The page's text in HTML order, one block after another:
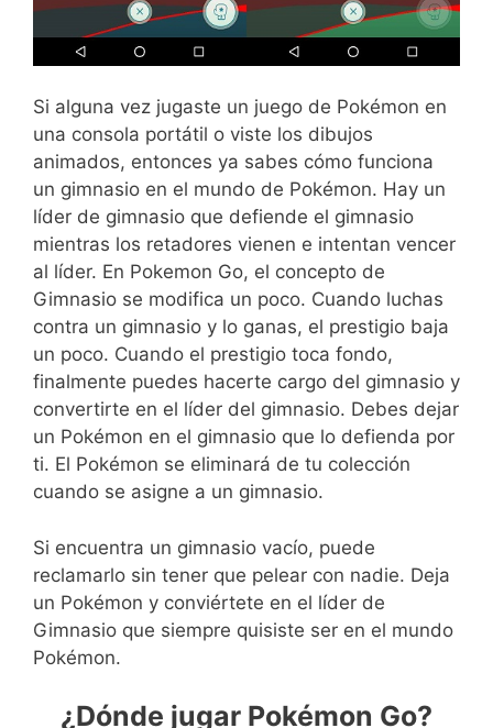
Si alguna vez jugaste un juego de Pokémon en
una consola portátil o viste los dibujos
animados, entonces ya sabes cómo funciona
un gimnasio en el mundo de Pokémon. Hay un
líder de gimnasio que defiende el gimnasio
mientras los retadores vienen e intentan vencer
al líder. En Pokemon Go, el concepto de
Gimnasio se modifica un poco. Cuando luchas
contra un gimnasio y lo ganas, el prestigio baja
un poco. Cuando el prestigio toca fondo,
finalmente puedes hacerte cargo del gimnasio y
convertirte en el líder del gimnasio. Debes dejar
un Pokémon en el gimnasio que lo defienda por
ti. El Pokémon se eliminará de tu colección
cuando se asigne a un gimnasio.
Si encuentra un gimnasio vacío, puede
reclamarlo sin tener que pelear con nadie. Deja
un Pokémon y conviértete en el líder de
Gimnasio que siempre quisiste ser en el mundo
Pokémon.
¿Dónde jugar Pokémon Go?